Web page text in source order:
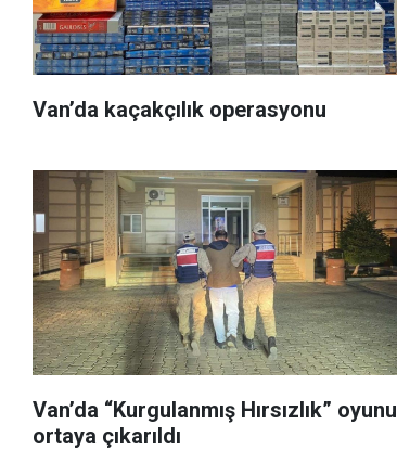
Van’da kaçakçılık operasyonu
Van’da “Kurgulanmış Hırsızlık” oyunu
ortaya çıkarıldı